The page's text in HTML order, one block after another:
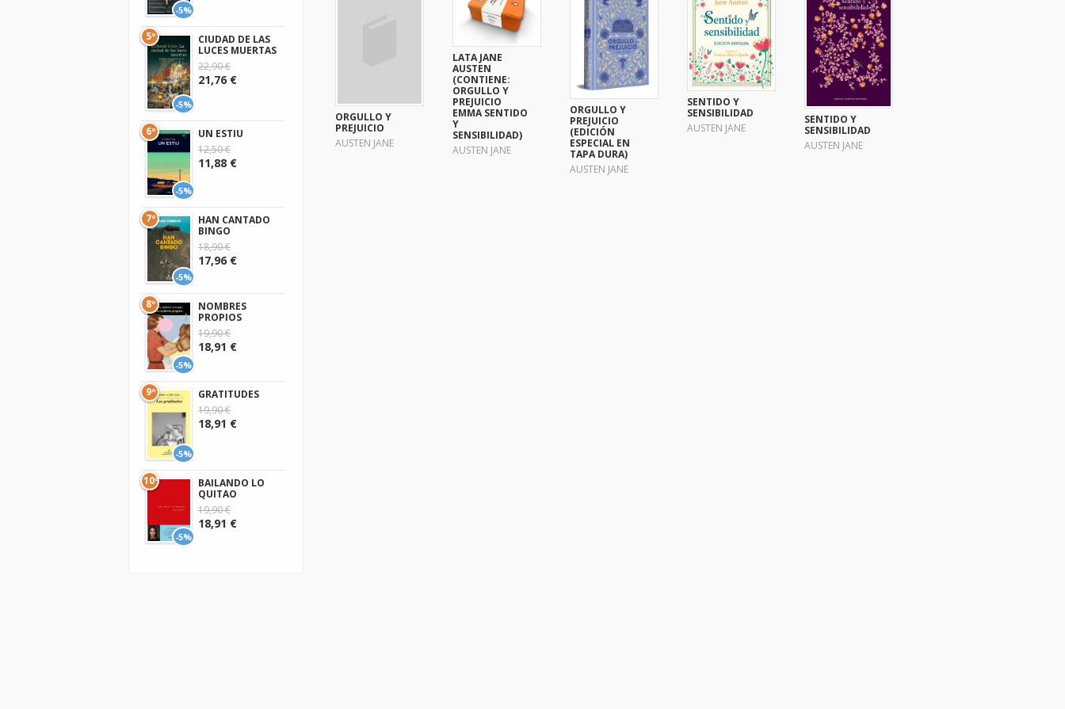
ORGULLO Y
PREJUICIO
AUSTEN JANE
LATA JANE
AUSTEN
(CONTIENE:
ORGULLO Y
PREJUICIO
EMMA SENTIDO
Y
SENSIBILIDAD)
AUSTEN JANE
ORGULLO Y
PREJUICIO
(EDICIÓN
ESPECIAL EN
TAPA DURA)
AUSTEN JANE
SENTIDO Y
SENSIBILIDAD
AUSTEN JANE
SENTIDO Y
SENSIBILIDAD
AUSTEN JANE
-5%
-5%
5º
CIUDAD DE LAS
LUCES MUERTAS
22,90 €
21,76 €
-5%
6º
UN ESTIU
12,50 €
11,88 €
-5%
7º
HAN CANTADO
BINGO
18,90 €
17,96 €
-5%
8º
NOMBRES
PROPIOS
19,90 €
18,91 €
-5%
9º
GRATITUDES
19,90 €
18,91 €
-5%
10º
BAILANDO LO
QUITAO
19,90 €
18,91 €